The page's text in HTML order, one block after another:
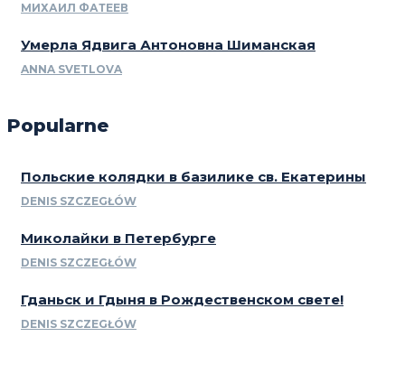
МИХАИЛ ФАТЕЕВ
Умерла Ядвига Антоновна Шиманская
ANNA SVETLOVA
Popularne
Польские колядки в базилике св. Екатерины
DENIS SZCZEGŁÓW
Миколайки в Петербурге
DENIS SZCZEGŁÓW
Гданьск и Гдыня в Рождественском свете!
DENIS SZCZEGŁÓW